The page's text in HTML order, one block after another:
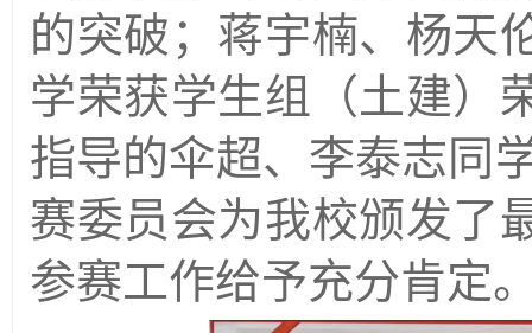
的突破；蒋宇楠、杨天
学荣获学生组（土建）
指导的伞超、李泰志同
赛委员会为我校颁发了
参赛工作给予充分肯定